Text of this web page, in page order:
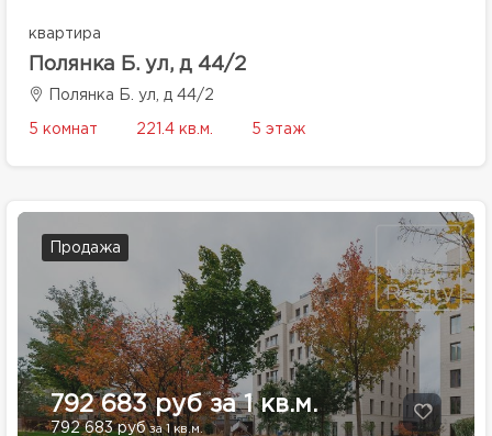
квартира
Полянка Б. ул, д 44/2
Полянка Б. ул, д 44/2
5 комнат 221.4 кв.м. 5 этаж
Продажа
792 683 руб за 1 кв.м.
792 683 рубза 1 кв.м.